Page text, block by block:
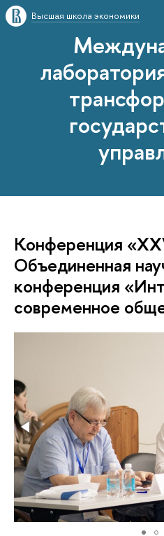
Высшая школа экономики
Конференция
Объединенная
конференция
современное